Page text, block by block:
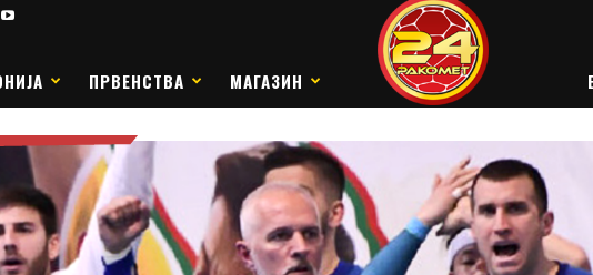
ПРВЕНСТВА МАГАЗИН